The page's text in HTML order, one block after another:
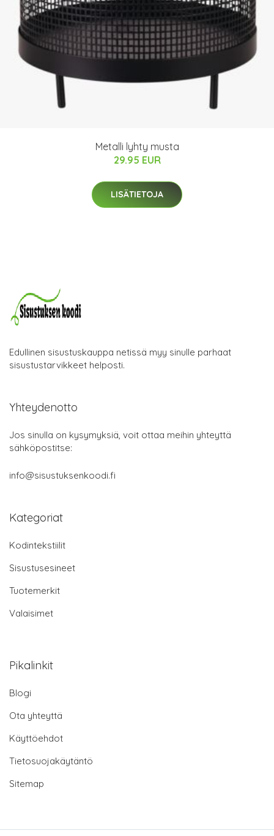
Metalli lyhty musta
29.95 EUR
LISÄTIETOJA
Edullinen sisustuskauppa netissä myy sinulle parhaat
sisustustarvikkeet helposti.
Yhteydenotto
Jos sinulla on kysymyksiä, voit ottaa meihin yhteyttä
sähköpostitse:
info@sisustuksenkoodi.fi
Kategoriat
Kodintekstiilit
Sisustusesineet
Tuotemerkit
Valaisimet
Pikalinkit
Blogi
Ota yhteyttä
Käyttöehdot
Tietosuojakäytäntö
Sitemap